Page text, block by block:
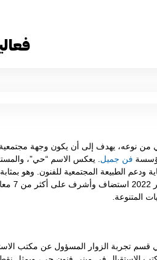
من نوعه، يهدف إلى أن يكون وجهة
فن جميل . يعكس الاسم “حي”،
ودعم الطبيعة المجتمعية للفنون. وهو
المتنوعة.
تجربة الزوار المسؤول عن مكتب